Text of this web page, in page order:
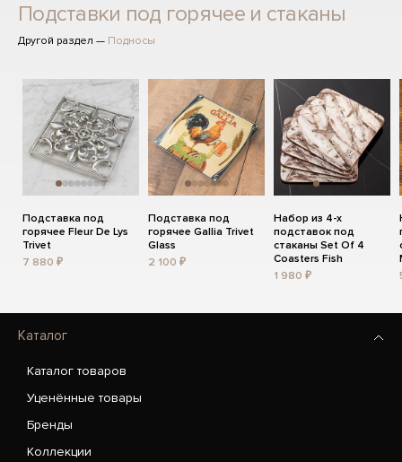
Подставки под горячее и стаканы
Другой раздел — Подносы
Подставка под
горячее Fleur De Lys
Trivet
7 880 ₽
Подставка под
горячее Gallia Trivet
Glass
2 100 ₽
Набор из 4-х
подставок под
стаканы Set Of 4
Coasters Fish
1 980 ₽
Каталог
Каталог товаров
Уценённые товары
Бренды
Коллекции